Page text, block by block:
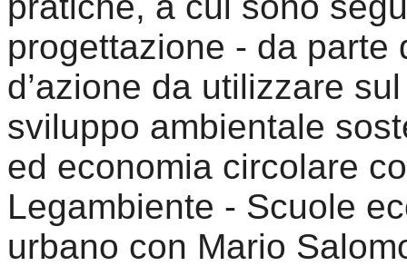
progettazione - da parte
d’azione da utilizzare
sviluppo ambientale
ed economia circolare
Legambiente - Scuole
urbano con Mario